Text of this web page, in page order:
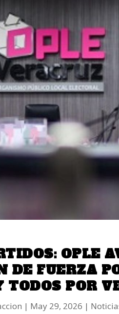
OPLE
DE FUERZA
TODOS POR
May 29, 2026